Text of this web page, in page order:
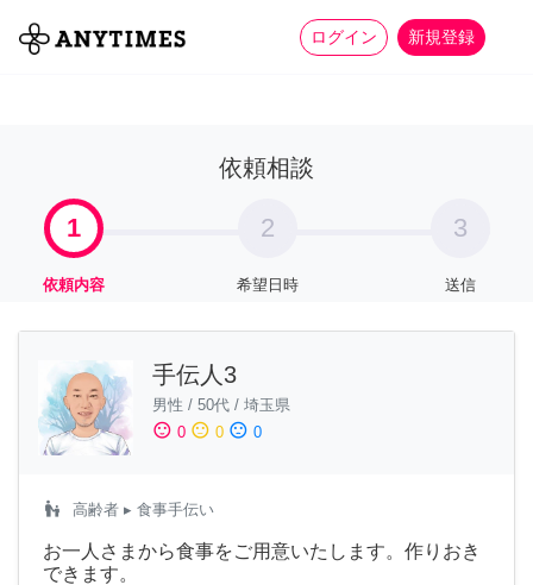
ログイン 新規登録
全て 家事 more_horiz
依頼相談
1
依頼内容
2
希望日時
3
送信
手伝人3
男性 / 50代 / 埼玉県
sentiment_satisfied 0 sentiment_neutral 0 sentiment_dissatisfied 0
escalator_warning 高齢者 ▸ 食事手伝い
お一人さまから食事をご用意いたします。作りおき
できます。